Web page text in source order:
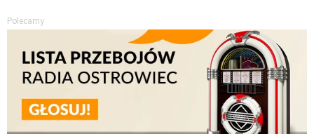
Polecamy